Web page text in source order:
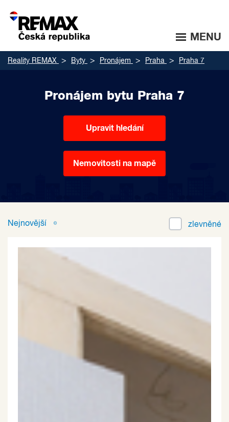
MENU
Reality REMAX Byty Pronájem Praha Praha 7
Pronájem bytu Praha 7
Upravit hledání
Nemovitosti na mapě
Nejnovější zlevněné